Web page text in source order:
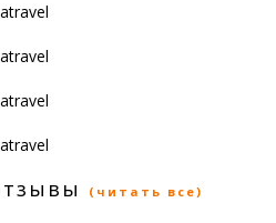
(читать все)